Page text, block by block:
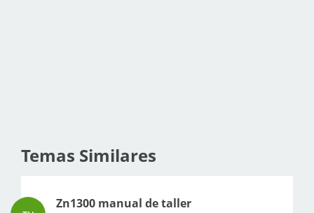
Temas Similares
Zn1300 manual de taller